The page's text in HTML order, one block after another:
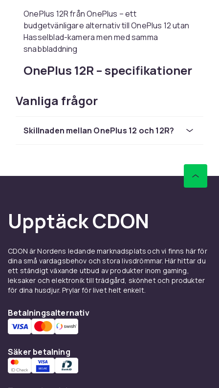
OnePlus 12R från OnePlus – ett
budgetvänligare alternativ till OnePlus 12 utan
Hasselblad-kamera men med samma
snabbladdning
OnePlus 12R – specifikationer
100W laddning och 5500 mAh batteri. Se
produktsidan för detaljerade specifikationer
OnePlus-kvalité med de senaste funktionerna.
Idealisk för den som vill ha god prestanda, bra
Kamera och fotografering
Kamerasystemet på OnePlus 12R levererar
skarpa bilder i alla ljusförhållanden med AI-
förstärkta kamerafunktioner. Nattläge,
porträttläge och 4K-video ingår.
Batteri och laddning
OnePlus 12R har kraftfullt batteri med
snabbladdning som håller hela dagen vid
normal användning. Exakt laddningstid beror på
Tillbehör till OnePlus 12R
Vanliga frågor
Skillnaden mellan OnePlus 12 och 12R?
Upptäck CDON
CDON är Nordens ledande marknadsplats och vi finns här för
dina små vardagsbehov och stora livsdrömmar. Här hittar du
ett ständigt växande utbud av produkter inom gaming,
leksaker och elektronik till trädgård, skönhet och produkter
för dina husdjur. Prylar för livet helt enkelt.
Betalningsalternativ
Säker betalning